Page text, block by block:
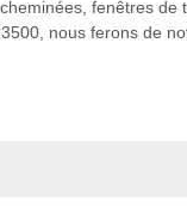
fenêtres de
nous ferons de